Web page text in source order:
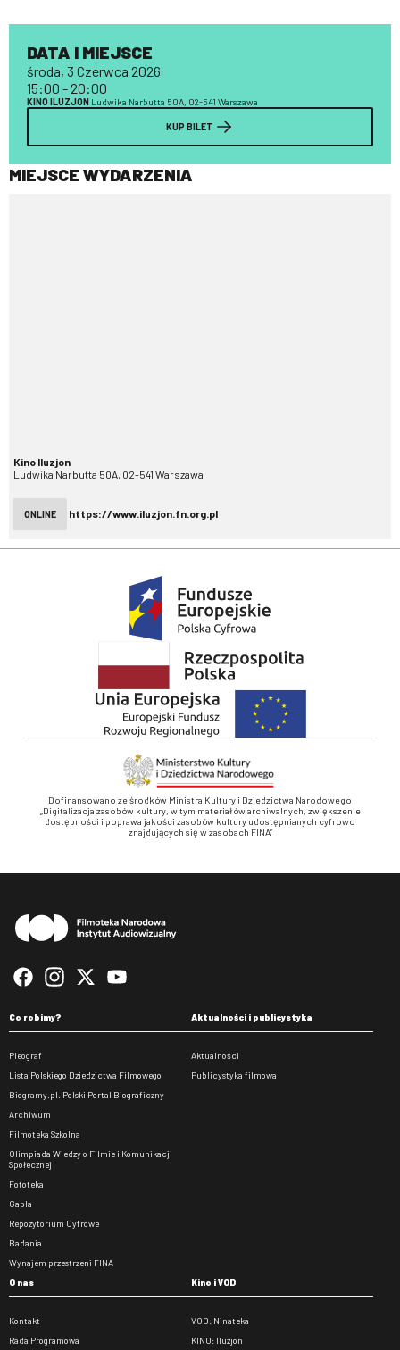
DATA I MIEJSCE
środa, 3 Czerwca 2026
15:00 - 20:00
KINO ILUZJON Ludwika Narbutta 50A, 02-541 Warszawa
KUP BILET
MIEJSCE WYDARZENIA
Kino Iluzjon
Ludwika Narbutta 50A, 02-541 Warszawa
ONLINE https://www.iluzjon.fn.org.pl
Dofinansowano ze środków Ministra Kultury i Dziedzictwa Narodowego
„Digitalizacja zasobów kultury, w tym materiałów archiwalnych, zwiększenie
dostępności i poprawa jakości zasobów kultury udostępnianych cyfrowo
znajdujących się w zasobach FINA”
Co robimy?
Pleograf
Lista Polskiego Dziedzictwa Filmowego
Biogramy.pl. Polski Portal Biograficzny
Archiwum
Filmoteka Szkolna
Olimpiada Wiedzy o Filmie i Komunikacji
Społecznej
Fototeka
Gapla
Repozytorium Cyfrowe
Badania
Wynajem przestrzeni FINA
Aktualności i publicystyka
Aktualności
Publicystyka filmowa
O nas
Kontakt
Rada Programowa
Kino i VOD
VOD: Ninateka
KINO: Iluzjon